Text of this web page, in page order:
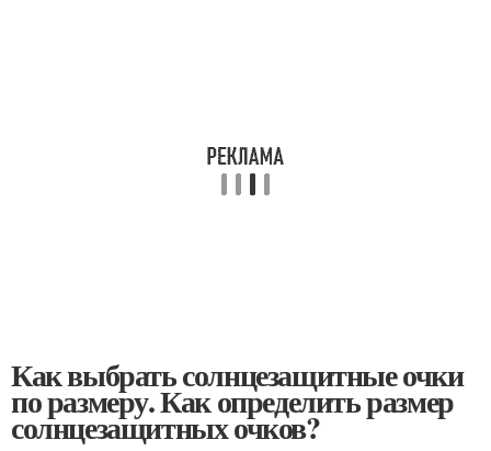
Как выбрать солнцезащитные очки
по размеру. Как определить размер
солнцезащитных очков?